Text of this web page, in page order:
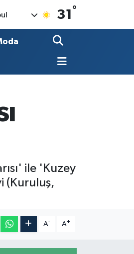
31 °
ile 'Kuzey
(Kuruluş,
A- A+